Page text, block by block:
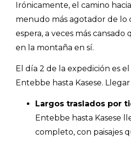
Irónicamente, el camino
menudo más agotador de lo
espera, a veces más
en la montaña en sí.
El día 2 de la expedición es
Entebbe hasta Kasese.
Largos traslados por
Entebbe hasta Kasese
completo, con paisajes